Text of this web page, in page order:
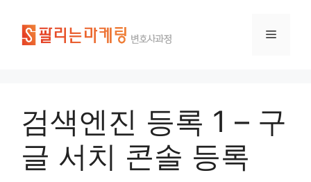
검색엔진 등록 1 – 구
글 서치 콘솔 등록